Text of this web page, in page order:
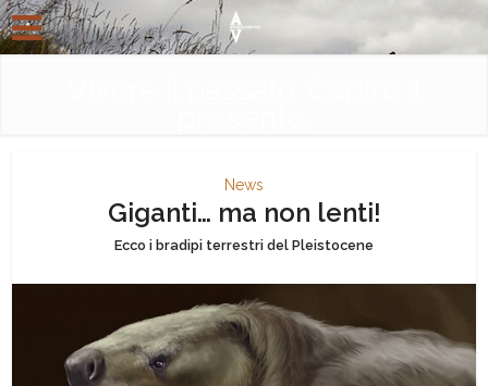
News
Giganti… ma non lenti!
Ecco i bradipi terrestri del Pleistocene